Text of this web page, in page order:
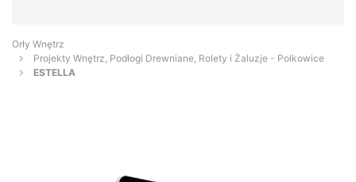
Orły Wnętrz
Projekty Wnętrz, Podłogi Drewniane, Rolety i Żaluzje - Polkowice
ESTELLA